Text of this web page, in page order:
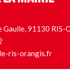
Gaulle, 91130 RIS-
ris-orangis.fr